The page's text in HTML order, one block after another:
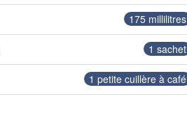
175 millilitres
1 sachet
1 petite cuillère à café